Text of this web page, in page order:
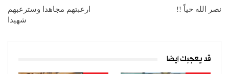
نصر الله حياً !!
ارعبتهم مجاهدا وسترعبهم
شهيدا
قد يعجبك ايضا